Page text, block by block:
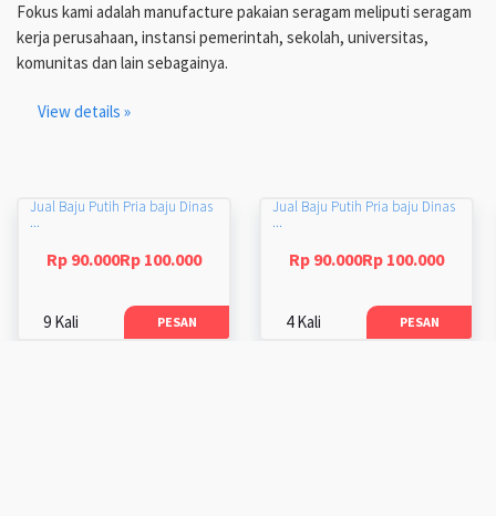
Fokus kami adalah manufacture pakaian seragam meliputi seragam
kerja perusahaan, instansi pemerintah, sekolah, universitas,
komunitas dan lain sebagainya.
View details »
Jual Baju Putih Pria baju Dinas
...
Rp 90.000Rp 100.000
9 Kali PESAN
Jual Baju Putih Pria baju Dinas
...
Rp 90.000Rp 100.000
4 Kali PESAN